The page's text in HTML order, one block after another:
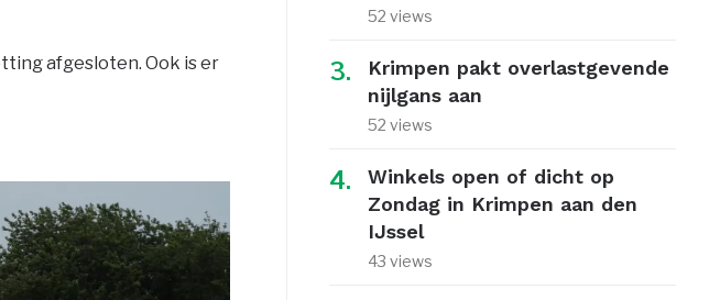
afgesloten. Ook is er
52 views
Krimpen pakt overlastgevende
nijlgans aan
52 views
Winkels open of dicht op
Zondag in Krimpen aan den
IJssel
43 views